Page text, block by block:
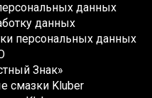
данных
данных
персональных данных
Знак»
смазки Kluber